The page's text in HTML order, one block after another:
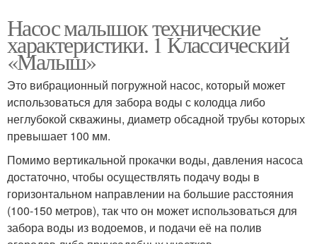
Насос малышок технические
характеристики. 1 Классический
«Малыш»
Это вибрационный погружной насос, который может
использоваться для забора воды с колодца либо
неглубокой скважины, диаметр обсадной трубы которых
превышает 100 мм.
Помимо вертикальной прокачки воды, давления насоса
достаточно, чтобы осуществлять подачу воды в
горизонтальном направлении на большие расстояния
(100-150 метров), так что он может использоваться для
забора воды из водоемов, и подачи её на полив